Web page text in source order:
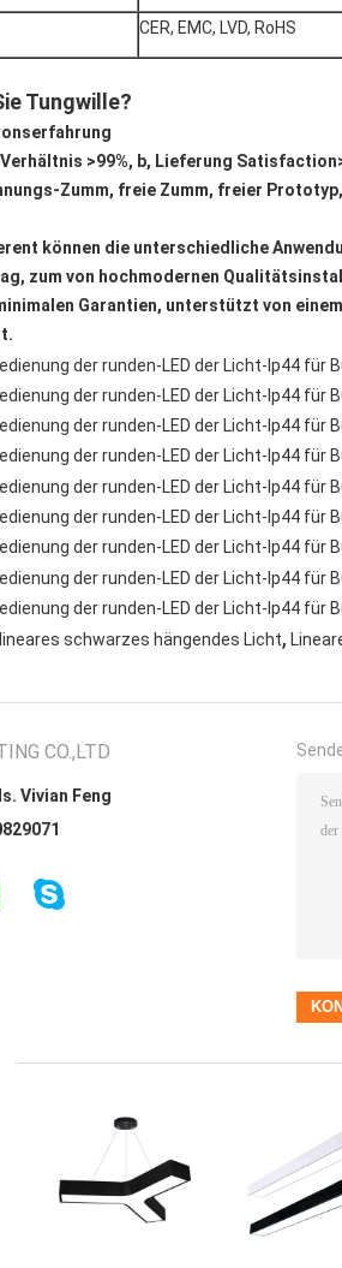
CER, EMC, LVD, RoHS
Tungwille?
>99%, b, Lieferung
Zumm, freie Zumm, freier
können die unterschiedliche
zum von hochmodernen
Garantien, unterstützt von
schwarzes hängendes Licht,
CO.,LTD
Vivian Feng